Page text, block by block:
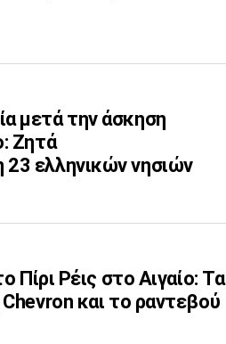
μετά την άσκηση
Ζητά
ελληνικών νησιών
Πίρι Ρέις στο Αιγαίο: Τα
και το ραντεβού